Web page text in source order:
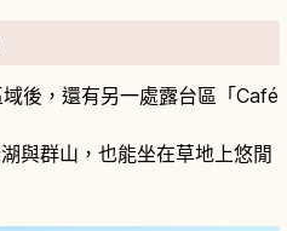
後，還有另一處露台區「Café
與群山，也能坐在草地上悠閒